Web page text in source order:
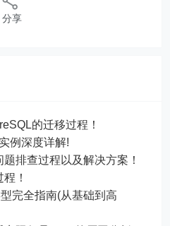
分享
的迁移过程！
例深度详解!
排查过程以及解决方案！
！
完全指南(从基础到高